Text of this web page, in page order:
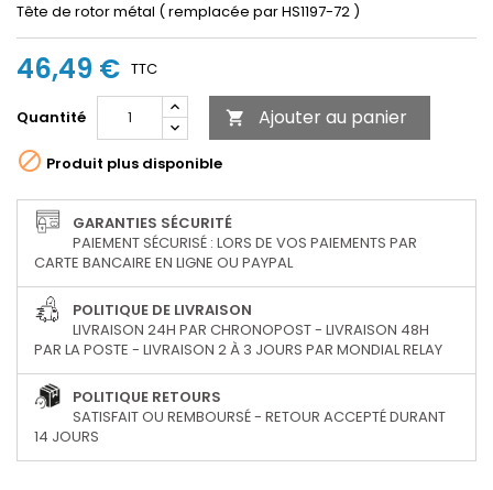
Tête de rotor métal ( remplacée par HS1197-72 )
46,49 € TTC
Quantité  Ajouter au panier
 Produit plus disponible
GARANTIES SÉCURITÉ
PAIEMENT SÉCURISÉ : LORS DE VOS PAIEMENTS PAR
CARTE BANCAIRE EN LIGNE OU PAYPAL
POLITIQUE DE LIVRAISON
LIVRAISON 24H PAR CHRONOPOST - LIVRAISON 48H
PAR LA POSTE - LIVRAISON 2 À 3 JOURS PAR MONDIAL RELAY
POLITIQUE RETOURS
SATISFAIT OU REMBOURSÉ - RETOUR ACCEPTÉ DURANT
14 JOURS